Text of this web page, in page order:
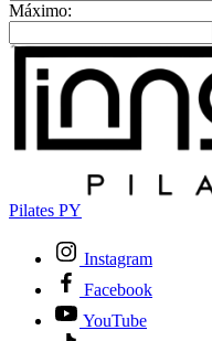
Máximo:
Pilates PY
Instagram
Facebook
YouTube